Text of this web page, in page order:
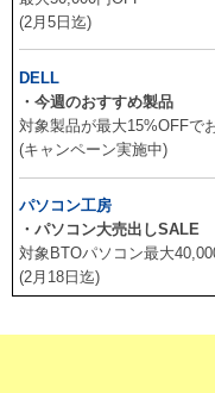
(2月5日迄)
DELL
・今週のおすすめ製品
対象製品が最大15%OFFで
(キャンペーン実施中)
パソコン工房
・パソコン大売出しSALE
対象BTOパソコン最大
(2月18日迄)